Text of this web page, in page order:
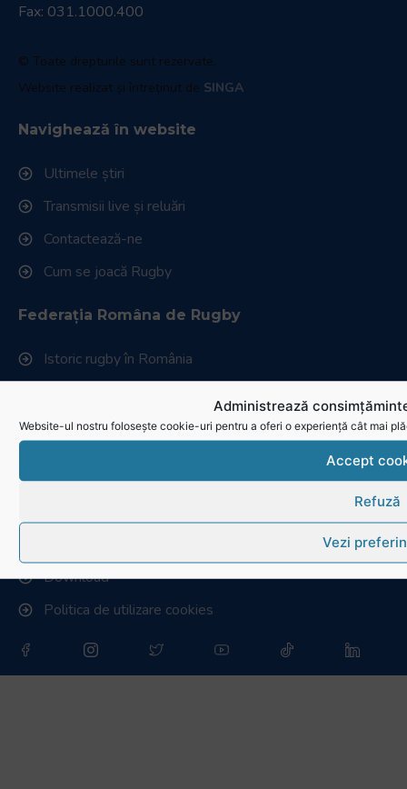
Administrează
Website-ul nostru folosește cookie-uri pentru a oferi o experiență cât mai
Accept
Refuză
Vezi
Fax: 031.1000.400
© Toate drepturile sunt rezervate.
Website realizat și întreținut de SINGA
Navighează în website
Ultimele știri
Transmisii live și reluări
Contactează-ne
Cum se joacă Rugby
Federația Româna de Rugby
Istoric rugby în România
Stadionul național de rugby
Link-uri utile
Download
Politica de utilizare cookies